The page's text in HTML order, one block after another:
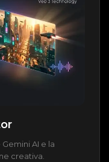
AI e la
creativa.